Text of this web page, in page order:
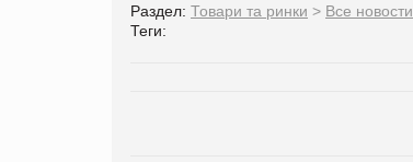
Раздел: Товари та ринки > Все новости
Теги: